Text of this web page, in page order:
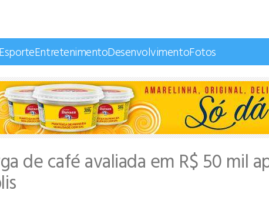
EsporteEntretenimentoDesenvolvimentoFotos
de café avaliada em R$ 50 mil